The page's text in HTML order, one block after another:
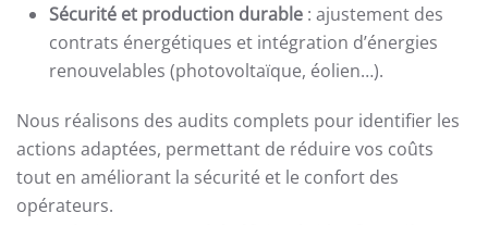
Sécurité et production durable : ajustement des
contrats énergétiques et intégration d’énergies
renouvelables (photovoltaïque, éolien…).
Nous réalisons des audits complets pour identifier les
actions adaptées, permettant de réduire vos coûts
tout en améliorant la sécurité et le confort des
opérateurs.